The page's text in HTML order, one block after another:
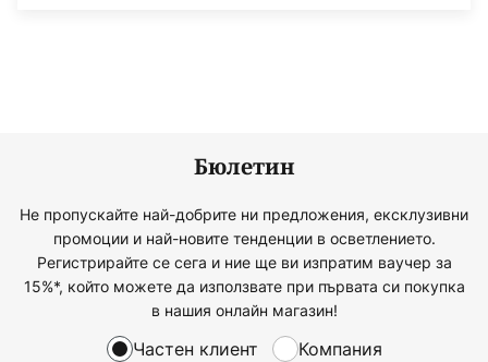
Бюлетин
Не пропускайте най-добрите ни предложения, ексклузивни
промоции и най-новите тенденции в осветлението.
Регистрирайте се сега и ние ще ви изпратим ваучер за
15%*, който можете да използвате при първата си покупка
в нашия онлайн магазин!
Частен клиент Компания